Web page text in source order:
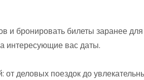
и бронировать билеты заранее
интересующие вас даты.
деловых поездок до